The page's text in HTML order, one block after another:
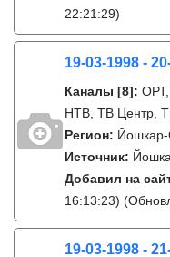
22:21:29)
19-03-1998 -
Каналы [8]:
НТВ, ТВ Центр,
Регион:
Источник:
Добавил на
16:13:23)
19-03-1998 -